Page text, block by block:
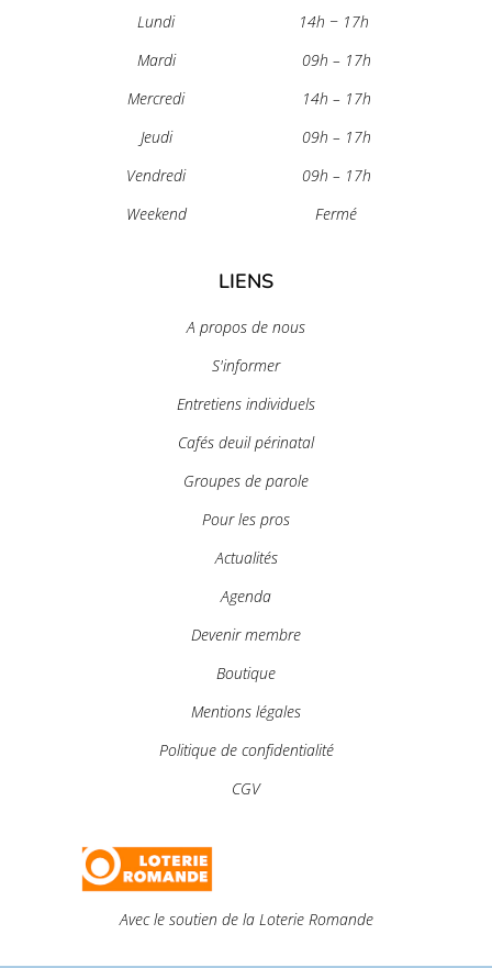
Lundi
Mardi
Mercredi
Jeudi
Vendredi
Weekend
14h − 17h
09h – 17h
14h – 17h
09h – 17h
09h – 17h
Fermé
LIENS
A propos de nous
S'informer
Entretiens individuels
Cafés deuil périnatal
Groupes de parole
Pour les pros
Actualités
Agenda
Devenir membre
Boutique
Mentions légales
Politique de confidentialité
CGV
Avec le soutien de la Loterie Romande